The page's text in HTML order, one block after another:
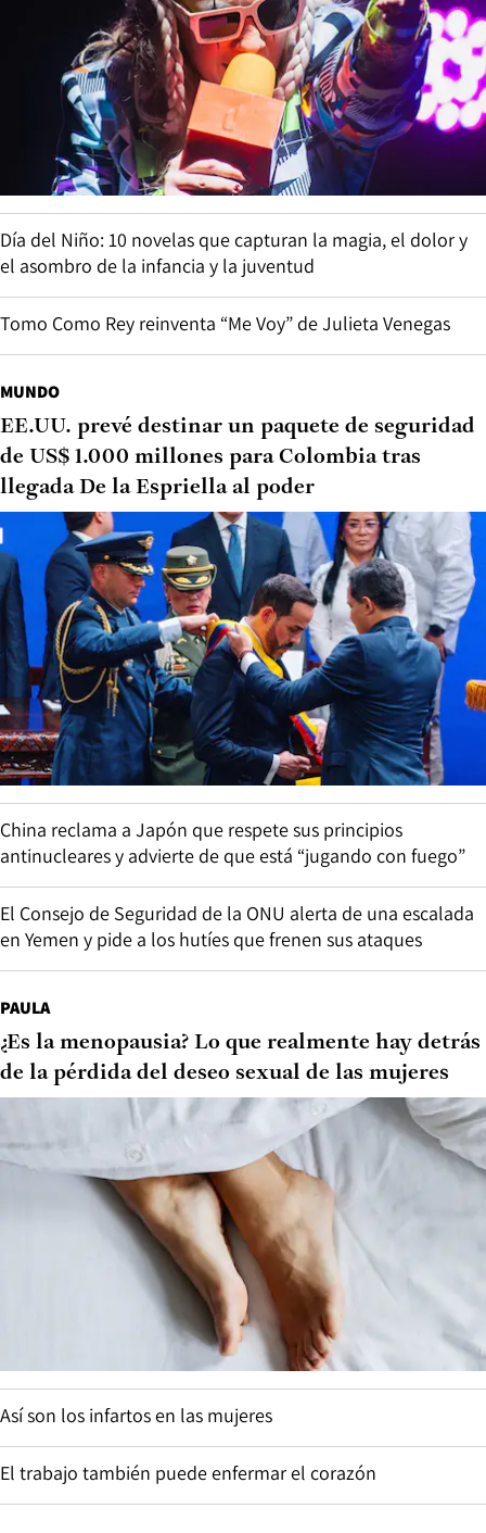
Día del Niño: 10 novelas que capturan la magia, el dolor y
el asombro de la infancia y la juventud
Tomo Como Rey reinventa “Me Voy” de Julieta Venegas
MUNDO
EE.UU. prevé destinar un paquete de seguridad
de US$ 1.000 millones para Colombia tras
llegada De la Espriella al poder
China reclama a Japón que respete sus principios
antinucleares y advierte de que está “jugando con fuego”
El Consejo de Seguridad de la ONU alerta de una escalada
en Yemen y pide a los hutíes que frenen sus ataques
PAULA
¿Es la menopausia? Lo que realmente hay detrás
de la pérdida del deseo sexual de las mujeres
Así son los infartos en las mujeres
El trabajo también puede enfermar el corazón